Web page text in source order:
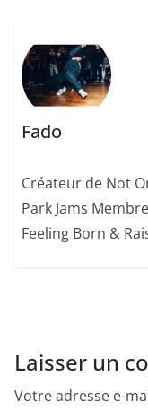
Fado
Créateur de Not
Park Jams
Feeling Born &
Laisser un
Votre adresse e-